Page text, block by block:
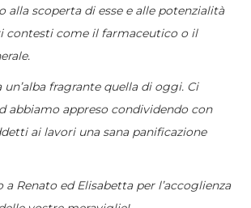
alla scoperta di esse e alle potenzialità
contesti come il farmaceutico o il
fragrante quella di oggi. Ci
abbiamo appreso condividendo con
ai lavori una sana panificazione
Renato ed Elisabetta per l’accoglienza